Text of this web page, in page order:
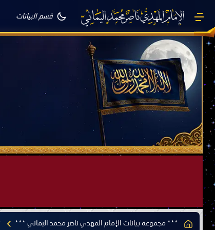
قسم البيانات
*** مجموعة بيانات الإمام المهدي ناصر محمد اليماني ***